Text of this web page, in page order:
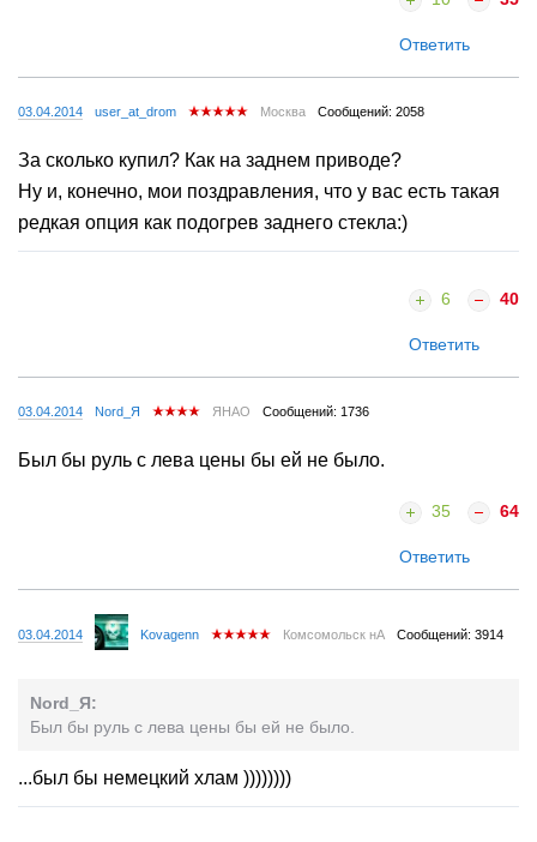
Ответить
03.04.2014 user_at_drom Москва Сообщений: 2058
За сколько купил? Как на заднем приводе?
Ну и, конечно, мои поздравления, что у вас есть такая
редкая опция как подогрев заднего стекла:)
6 40
Ответить
03.04.2014 Nord_Я ЯНАО Сообщений: 1736
Был бы руль с лева цены бы ей не было.
35 64
Ответить
03.04.2014 Kovagenn Комсомольск нА Сообщений: 3914
Nord_Я:
Был бы руль с лева цены бы ей не было.
...был бы немецкий хлам ))))))))